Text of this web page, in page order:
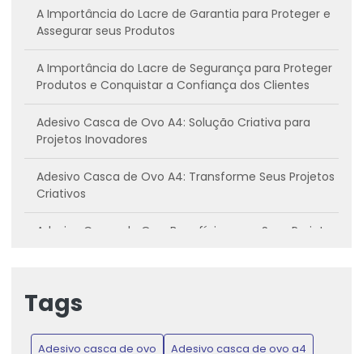
A Importância do Lacre de Garantia para Proteger e
Assegurar seus Produtos
A Importância do Lacre de Segurança para Proteger
Produtos e Conquistar a Confiança dos Clientes
Adesivo Casca de Ovo A4: Solução Criativa para
Projetos Inovadores
Adesivo Casca de Ovo A4: Transforme Seus Projetos
Criativos
Adesivo Casca de Ovo: Benefícios para Seus Projetos
como utilizar
Adesivo Casca de Ovo: Inovação para Projetos
Tags
Adesivo casca de ovo
Adesivo casca de ovo a4